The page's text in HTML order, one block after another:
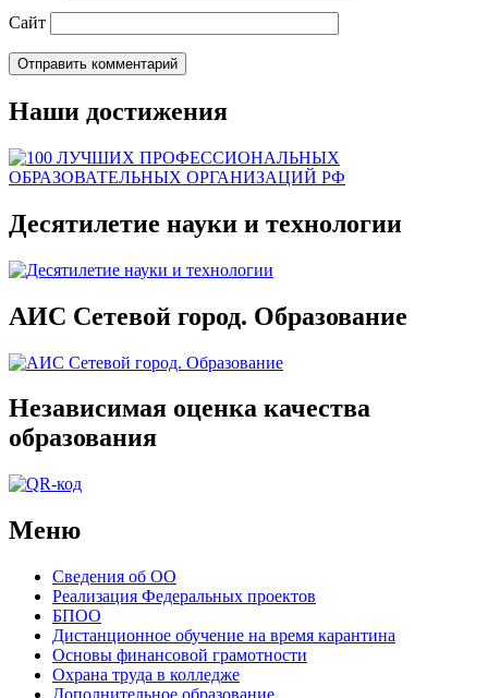
Сайт
Наши достижения
Десятилетие науки и технологии
АИС Сетевой город. Образование
Независимая оценка качества
образования
Меню
Сведения об ОО
Реализация Федеральных проектов
БПОО
Дистанционное обучение на время карантина
Основы финансовой грамотности
Охрана труда в колледже